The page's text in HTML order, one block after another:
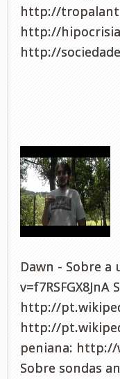
http://
http://
http://
Dawn - Sobre
http://
http://
peniana: http://
Sobre sondas